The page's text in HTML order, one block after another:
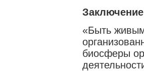
Заключение
«Быть
биосферы